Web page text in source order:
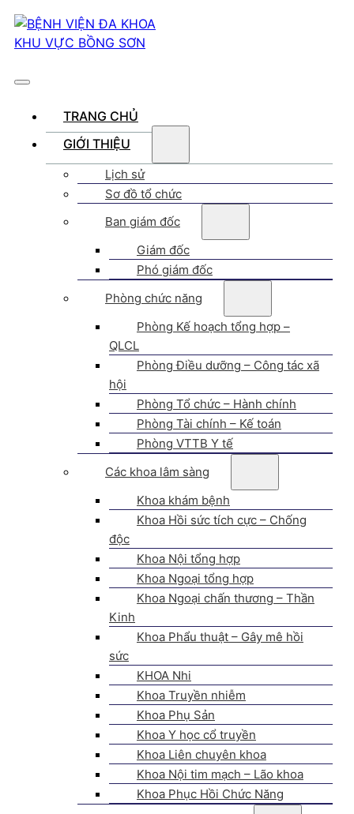
TRANG CHỦ
GIỚI THIỆU
Lịch sử
Sơ đồ tổ chức
Ban giám đốc
Giám đốc
Phó giám đốc
Phòng chức năng
Phòng Kế hoạch tổng hợp –
QLCL
Phòng Điều dưỡng – Công tác xã
hội
Phòng Tổ chức – Hành chính
Phòng Tài chính – Kế toán
Phòng VTTB Y tế
Các khoa lâm sàng
Khoa khám bệnh
Khoa Hồi sức tích cực – Chống
độc
Khoa Nội tổng hợp
Khoa Ngoại tổng hợp
Khoa Ngoại chấn thương – Thần
Kinh
Khoa Phẩu thuật – Gây mê hồi
sức
KHOA Nhi
Khoa Truyền nhiễm
Khoa Phụ Sản
Khoa Y học cổ truyền
Khoa Liên chuyên khoa
Khoa Nội tim mạch – Lão khoa
Khoa Phục Hồi Chức Năng